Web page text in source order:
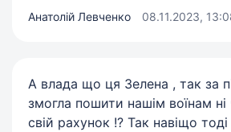
Анатолій Левченко 08.11.2023,
А влада що ця Зелена , так за
змогла пошити нашім воїнам ні
свій рахунок !? Так навіщо